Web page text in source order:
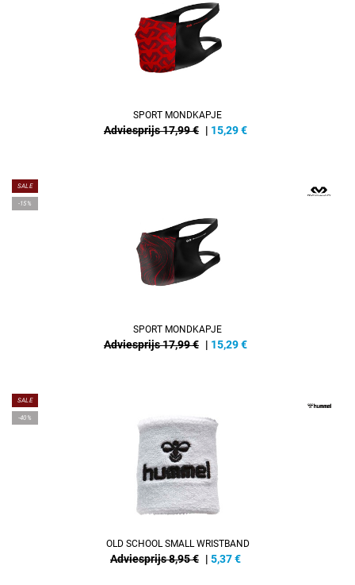
SPORT MONDKAPJE
Adviesprijs 17,99 € | 15,29€
SALE
-15%
SPORT MONDKAPJE
Adviesprijs 17,99 € | 15,29€
SALE
-40%
OLD SCHOOL SMALL WRISTBAND
Adviesprijs 8,95 € | 5,37€